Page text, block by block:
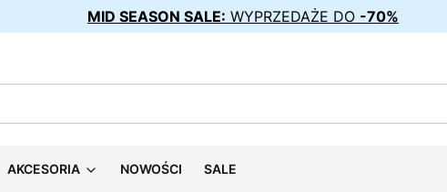
MID SEASON SALE: WYPRZEDAŻE DO -70%
AKCESORIA NOWOŚCI SALE